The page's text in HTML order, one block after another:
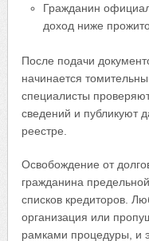
Гражданин
доход ниже
После подачи
начинается
специалисты
сведений и публикуют
реестре.
Освобождение от
гражданина
списков кредиторов.
организация или
рамками процедуры, и